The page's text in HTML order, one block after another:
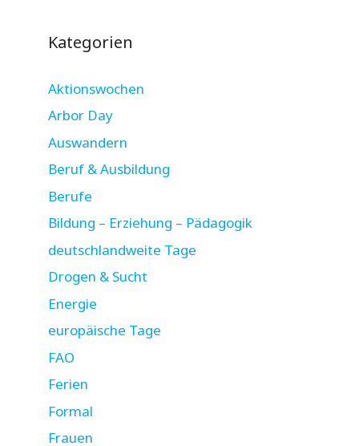
Kategorien
Aktionswochen
Arbor Day
Auswandern
Beruf & Ausbildung
Berufe
Bildung – Erziehung – Pädagogik
deutschlandweite Tage
Drogen & Sucht
Energie
europäische Tage
FAO
Ferien
Formal
Frauen